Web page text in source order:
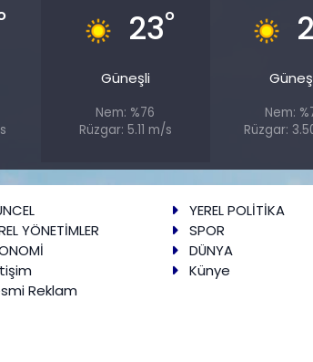
23°
Güneşli
Nem: %76
Rüzgar: 5.11 m/s
Nem:
Rüzgar:
YEREL POLİTİKA
YÖNETİMLER
SPOR
DÜNYA
Künye
Reklam